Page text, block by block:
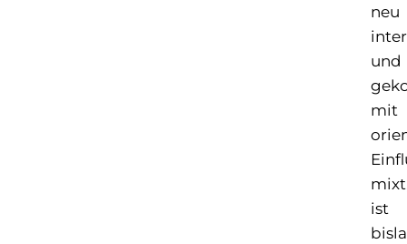
neu
und
mit
ist